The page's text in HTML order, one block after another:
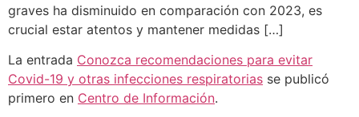
graves ha disminuido en comparación con 2023, es
crucial estar atentos y mantener medidas […]
La entrada Conozca recomendaciones para evitar
Covid-19 y otras infecciones respiratorias se publicó
primero en Centro de Información.